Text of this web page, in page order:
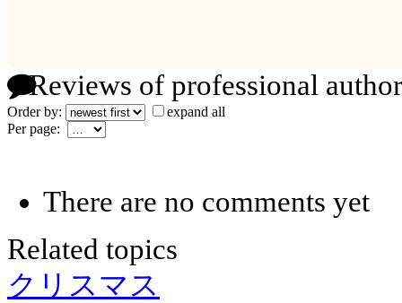
Reviews of professional
Order by:
expand all
Per page:
There are no comments yet
Related topics
クリスマス